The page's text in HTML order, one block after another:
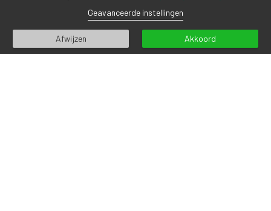
VORIG BERICHT VOLGEND BERICHT
Geavanceerde instellingen
Afwijzen Akkoord